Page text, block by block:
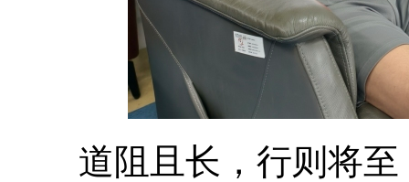
道阻且长，行则将至